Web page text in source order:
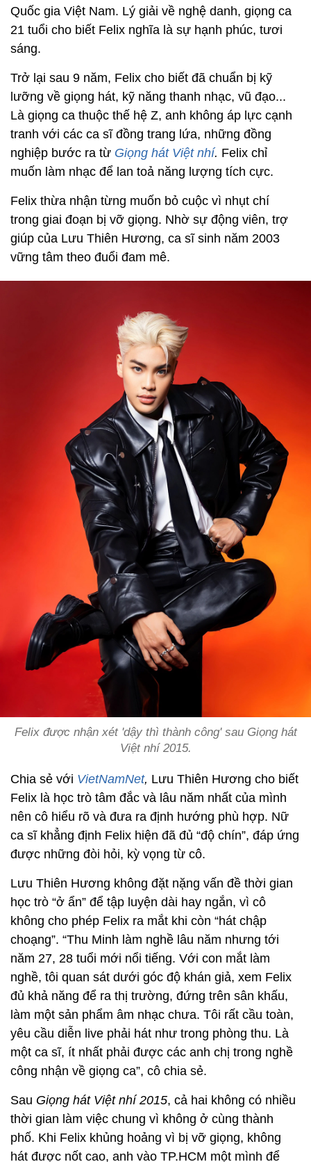
Quốc gia Việt Nam. Lý giải về nghệ danh, giọng ca
21 tuổi cho biết Felix nghĩa là sự hạnh phúc, tươi
sáng.
Trở lại sau 9 năm, Felix cho biết đã chuẩn bị kỹ
lưỡng về giọng hát, kỹ năng thanh nhạc, vũ đạo...
Là giọng ca thuộc thế hệ Z, anh không áp lực cạnh
tranh với các ca sĩ đồng trang lứa, những đồng
nghiệp bước ra từ Giọng hát Việt nhí. Felix chỉ
muốn làm nhạc để lan toả năng lượng tích cực.
Felix thừa nhận từng muốn bỏ cuộc vì nhụt chí
trong giai đoạn bị vỡ giọng. Nhờ sự động viên, trợ
giúp của Lưu Thiên Hương, ca sĩ sinh năm 2003
vững tâm theo đuổi đam mê.
Felix được nhận xét 'dậy thì thành công' sau Giọng hát
Việt nhí 2015.
Chia sẻ với VietNamNet, Lưu Thiên Hương cho biết
Felix là học trò tâm đắc và lâu năm nhất của mình
nên cô hiểu rõ và đưa ra định hướng phù hợp. Nữ
ca sĩ khẳng định Felix hiện đã đủ “độ chín”, đáp ứng
được những đòi hỏi, kỳ vọng từ cô.
Lưu Thiên Hương không đặt nặng vấn đề thời gian
học trò “ở ẩn” để tập luyện dài hay ngắn, vì cô
không cho phép Felix ra mắt khi còn “hát chập
choạng”. “Thu Minh làm nghề lâu năm nhưng tới
năm 27, 28 tuổi mới nổi tiếng. Với con mắt làm
nghề, tôi quan sát dưới góc độ khán giả, xem Felix
đủ khả năng để ra thị trường, đứng trên sân khấu,
làm một sản phẩm âm nhạc chưa. Tôi rất cầu toàn,
yêu cầu diễn live phải hát như trong phòng thu. Là
một ca sĩ, ít nhất phải được các anh chị trong nghề
công nhận về giọng ca”, cô chia sẻ.
Sau Giọng hát Việt nhí 2015, cả hai không có nhiều
thời gian làm việc chung vì không ở cùng thành
phố. Khi Felix khủng hoảng vì bị vỡ giọng, không
hát được nốt cao, anh vào TP.HCM một mình để